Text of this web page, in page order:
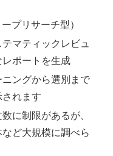
ープリサーチ型）
マティックレビュ
ポートを生成
ニングから選別まで
れます
に制限があるが、
ど大規模に調べら